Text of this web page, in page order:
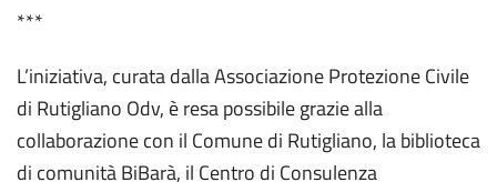
***
L’iniziativa, curata dalla Associazione Protezione Civile
di Rutigliano Odv, è resa possibile grazie alla
collaborazione con il Comune di Rutigliano, la biblioteca
di comunità BiBarà, il Centro di Consulenza